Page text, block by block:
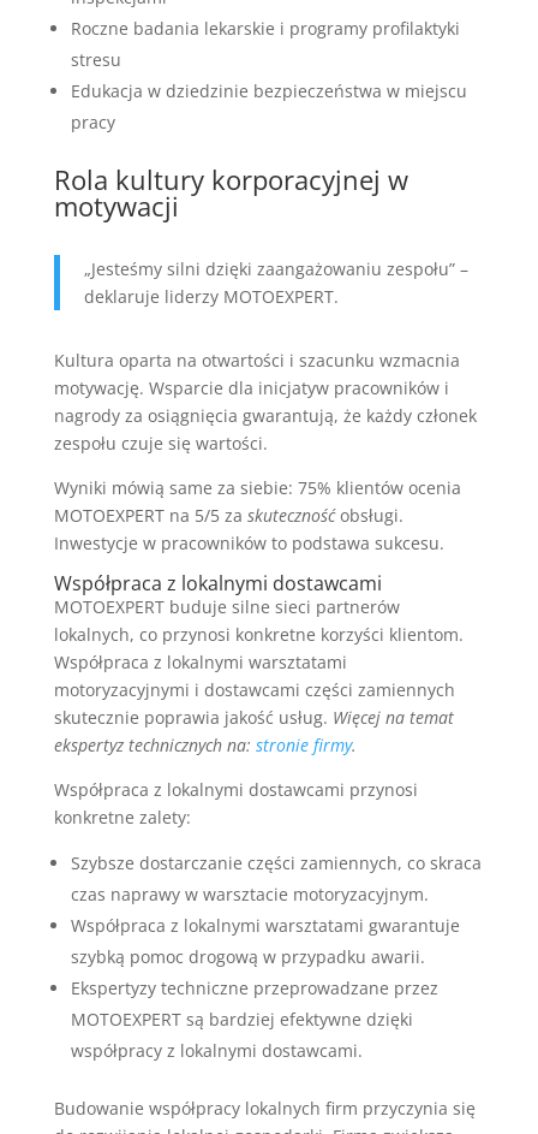
Roczne badania lekarskie i programy profilaktyki
stresu
Edukacja w dziedzinie bezpieczeństwa w miejscu
pracy
Rola kultury korporacyjnej w
motywacji
„Jesteśmy silni dzięki zaangażowaniu zespołu” –
deklaruje liderzy MOTOEXPERT.
Kultura oparta na otwartości i szacunku wzmacnia
motywację. Wsparcie dla inicjatyw pracowników i
nagrody za osiągnięcia gwarantują, że każdy członek
zespołu czuje się wartości.
Wyniki mówią same za siebie: 75% klientów ocenia
MOTOEXPERT na 5/5 za skutecznośćobsługi.
Inwestycje w pracowników to podstawa sukcesu.
Współpraca z lokalnymi dostawcami
MOTOEXPERT buduje silne sieci partnerów
lokalnych, co przynosi konkretne korzyści klientom.
Współpraca z lokalnymi warsztatami
motoryzacyjnymi i dostawcami części zamiennych
skutecznie poprawia jakość usług. Więcej na temat
ekspertyz technicznych na: stronie firmy.
Współpraca z lokalnymi dostawcami przynosi
konkretne zalety:
Szybsze dostarczanie części zamiennych, co skraca
czas naprawy w warsztacie motoryzacyjnym.
Współpraca z lokalnymi warsztatami gwarantuje
szybką pomoc drogową w przypadku awarii.
Ekspertyzy techniczne przeprowadzane przez
MOTOEXPERT są bardziej efektywne dzięki
współpracy z lokalnymi dostawcami.
Budowanie współpracy lokalnych firm przyczynia się